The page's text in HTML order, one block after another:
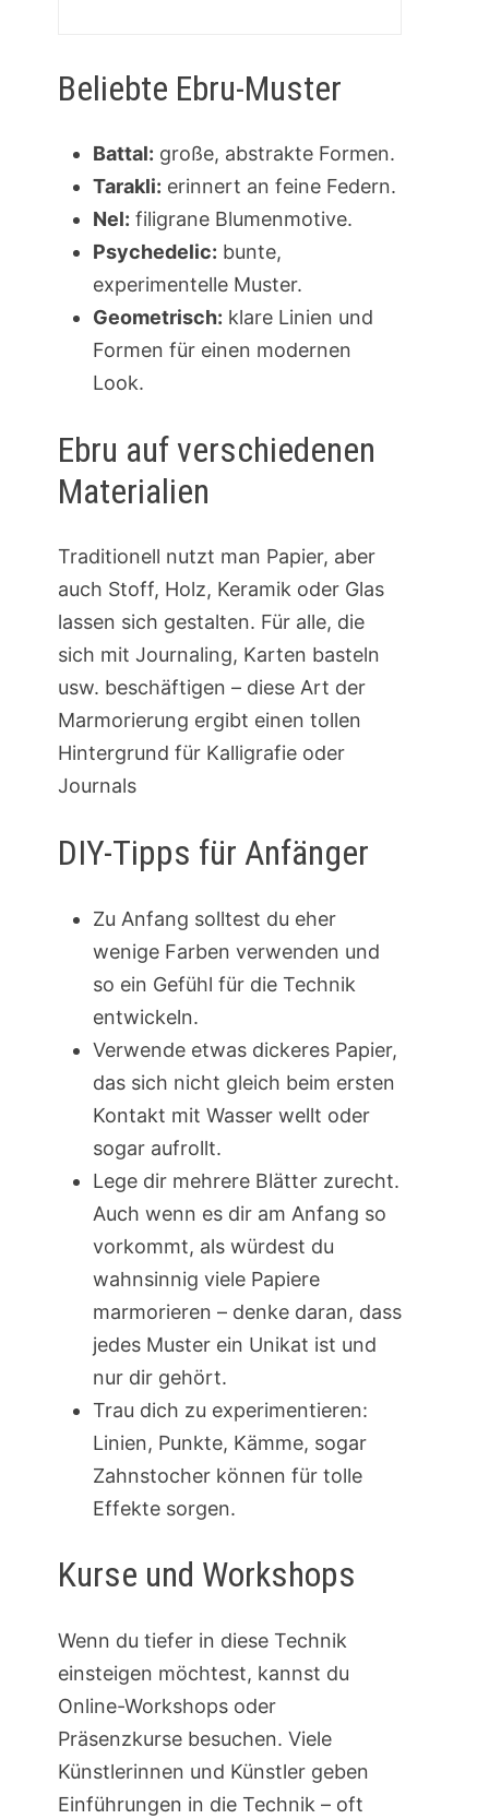
Beliebte Ebru-Muster
Battal: große, abstrakte Formen.
Tarakli: erinnert an feine Federn.
Nel: filigrane Blumenmotive.
Psychedelic: bunte,
experimentelle Muster.
Geometrisch: klare Linien und
Formen für einen modernen
Look.
Ebru auf verschiedenen
Materialien
Traditionell nutzt man Papier, aber
auch Stoff, Holz, Keramik oder Glas
lassen sich gestalten. Für alle, die
sich mit Journaling, Karten basteln
usw. beschäftigen – diese Art der
Marmorierung ergibt einen tollen
Hintergrund für Kalligrafie oder
Journals
DIY-Tipps für Anfänger
Zu Anfang solltest du eher
wenige Farben verwenden und
so ein Gefühl für die Technik
entwickeln.
Verwende etwas dickeres Papier,
das sich nicht gleich beim ersten
Kontakt mit Wasser wellt oder
sogar aufrollt.
Lege dir mehrere Blätter zurecht.
Auch wenn es dir am Anfang so
vorkommt, als würdest du
wahnsinnig viele Papiere
marmorieren – denke daran, dass
jedes Muster ein Unikat ist und
nur dir gehört.
Trau dich zu experimentieren:
Linien, Punkte, Kämme, sogar
Zahnstocher können für tolle
Effekte sorgen.
Kurse und Workshops
Wenn du tiefer in diese Technik
einsteigen möchtest, kannst du
Online-Workshops oder
Präsenzkurse besuchen. Viele
Künstlerinnen und Künstler geben
Einführungen in die Technik – oft